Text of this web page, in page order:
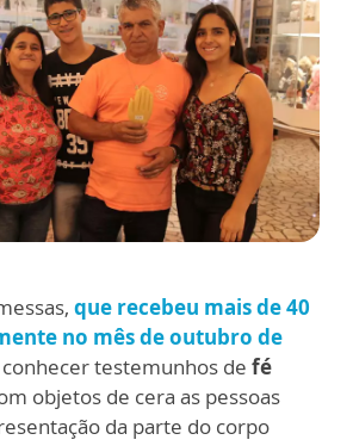
que recebeu mais de 40
no mês de outubro de
testemunhos de fé
objetos de cera as pessoas
da parte do corpo